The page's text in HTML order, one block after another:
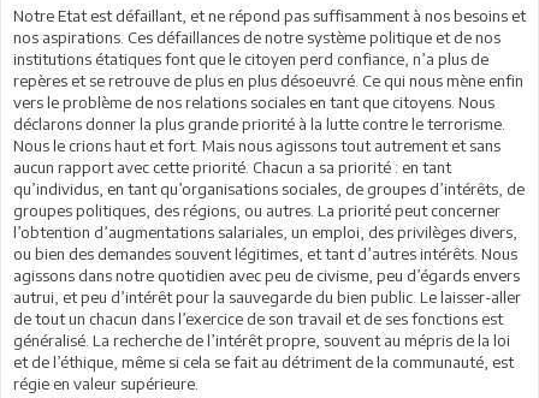
Notre Etat est défaillant, et ne répond pas suffisamment à nos besoins et
nos aspirations. Ces défaillances de notre système politique et de nos
institutions étatiques font que le citoyen perd confiance, n’a plus de
repères et se retrouve de plus en plus désoeuvré. Ce qui nous mène enfin
vers le problème de nos relations sociales en tant que citoyens. Nous
déclarons donner la plus grande priorité à la lutte contre le terrorisme.
Nous le crions haut et fort. Mais nous agissons tout autrement et sans
aucun rapport avec cette priorité. Chacun a sa priorité : en tant
qu’individus, en tant qu’organisations sociales, de groupes d’intérêts, de
groupes politiques, des régions, ou autres. La priorité peut concerner
l’obtention d’augmentations salariales, un emploi, des privilèges divers,
ou bien des demandes souvent légitimes, et tant d’autres intérêts. Nous
agissons dans notre quotidien avec peu de civisme, peu d’égards envers
autrui, et peu d’intérêt pour la sauvegarde du bien public. Le laisser-aller
de tout un chacun dans l’exercice de son travail et de ses fonctions est
généralisé. La recherche de l’intérêt propre, souvent au mépris de la loi
et de l’éthique, même si cela se fait au détriment de la communauté, est
régie en valeur supérieure.